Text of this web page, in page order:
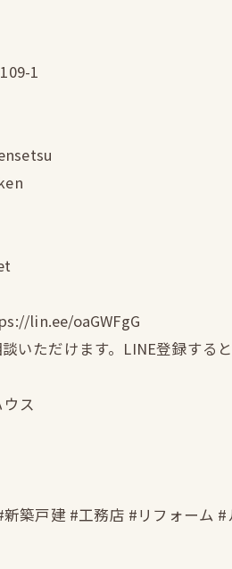
1
lin.ee/oaGWFgG
いただけます。LINE登録する
ス
築戸建 #工務店 #リフォーム